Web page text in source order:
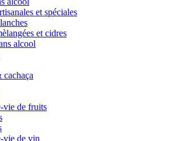
et spéciales
et cidres
alcool
vie de fruits
vie de vin